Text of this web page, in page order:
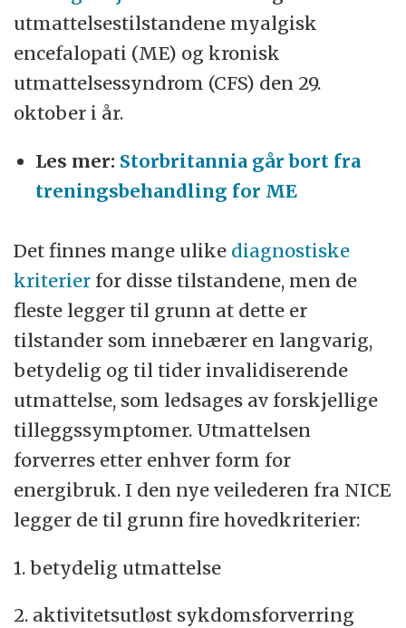
utmattelsestilstandene myalgisk
encefalopati (ME) og kronisk
utmattelsessyndrom (CFS) den 29.
oktober i år.
Les mer: Storbritannia går bort fra
trenings­­behandling for ME
Det finnes mange ulike diagnostiske
kriterier for disse tilstandene, men de
fleste legger til grunn at dette er
tilstander som innebærer en langvarig,
betydelig og til tider invalidiserende
utmattelse, som ledsages av forskjellige
tilleggssymptomer. Utmattelsen
forverres etter enhver form for
energibruk. I den nye veilederen fra NICE
legger de til grunn fire hovedkriterier:
1. betydelig utmattelse
2. aktivitetsutløst sykdomsforverring